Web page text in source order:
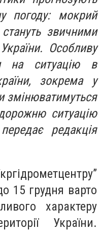
погоду: мокрий
звичними
Особливу
на ситуацію в
зокрема у
змінюватимуться
ситуацію
редакція
15 грудня варто
характеру
України.